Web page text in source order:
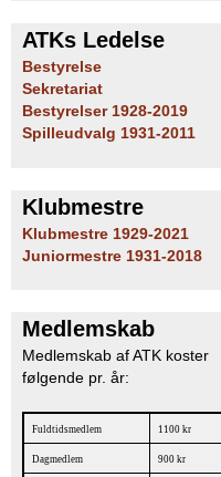
ATKs Ledelse
Bestyrelse
Sekretariat
Bestyrelser 1928-2019
Spilleudvalg 1931-2011
Klubmestre
Klubmestre 1929-2021
Juniormestre 1931-2018
Medlemskab
Medlemskab af ATK koster
følgende pr. år:
Fuldtidsmedlem 1100 kr
Dagmedlem 900 kr